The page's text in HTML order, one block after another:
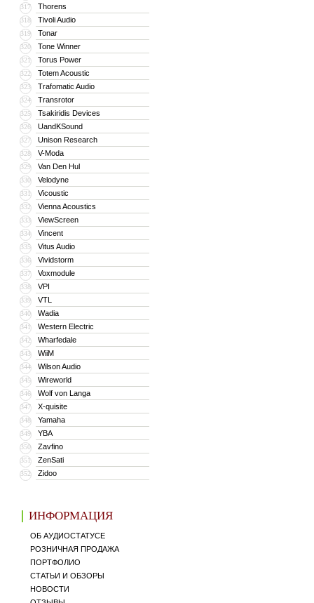
317 Thorens
318 Tivoli Audio
319 Tonar
320 Tone Winner
321 Torus Power
322 Totem Acoustic
323 Trafomatic Audio
324 Transrotor
325 Tsakiridis Devices
326 UandKSound
327 Unison Research
328 V-Moda
329 Van Den Hul
330 Velodyne
331 Vicoustic
332 Vienna Acoustics
333 ViewScreen
334 Vincent
335 Vitus Audio
336 Vividstorm
337 Voxmodule
338 VPI
339 VTL
340 Wadia
341 Western Electric
342 Wharfedale
343 WiiM
344 Wilson Audio
345 Wireworld
346 Wolf von Langa
347 X-quisite
348 Yamaha
349 YBA
350 Zavfino
351 ZenSati
352 Zidoo
ИНФОРМАЦИЯ
ОБ АУДИОСТАТУСЕ
РОЗНИЧНАЯ ПРОДАЖА
ПОРТФОЛИО
СТАТЬИ И ОБЗОРЫ
НОВОСТИ